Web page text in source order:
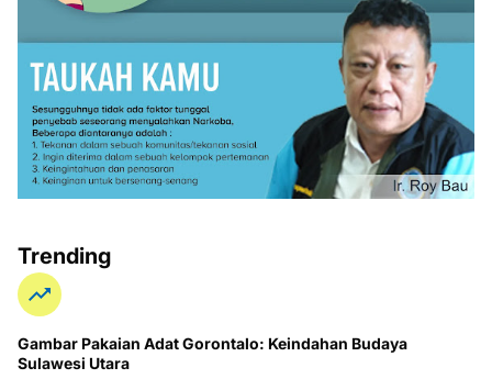
Trending
Gambar Pakaian Adat Gorontalo: Keindahan Budaya
Sulawesi Utara